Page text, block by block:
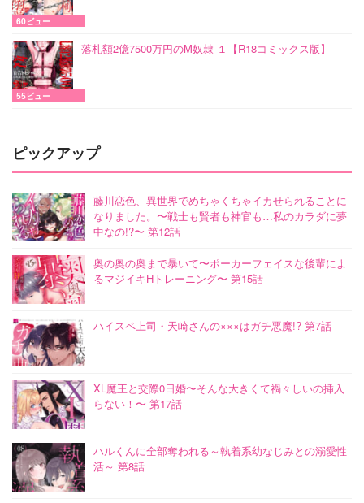
60ビュー
落札額2億7500万円のM奴隷 １【R18コミックス版】
55ビュー
ピックアップ
藤川恋色、異世界でめちゃくちゃイカせられることに
なりました。〜戦士も賢者も神官も…私のカラダに夢
中なの!?〜 第12話
奥の奥の奥まで暴いて〜ポーカーフェイスな後輩によ
るマジイキHトレーニング〜 第15話
ハイスペ上司・天崎さんの×××はガチ悪魔!? 第7話
XL魔王と交際0日婚〜そんな大きくて禍々しいの挿入
らない！〜 第17話
ハルくんに全部奪われる～執着系幼なじみとの溺愛性
活～ 第8話